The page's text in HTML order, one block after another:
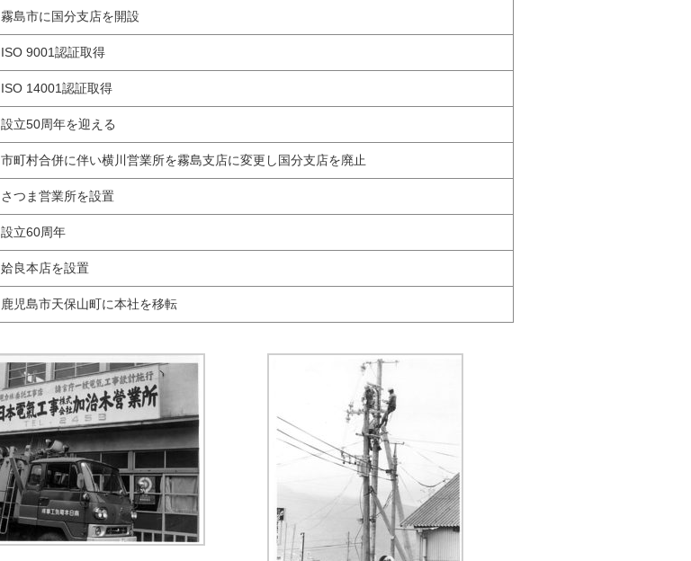
霧島市に国分支店を開設
ISO 9001認証取得
ISO 14001認証取得
設立50周年を迎える
市町村合併に伴い横川営業所を霧島支店に変更し国分支店を廃止
さつま営業所を設置
設立60周年
姶良本店を設置
鹿児島市天保山町に本社を移転